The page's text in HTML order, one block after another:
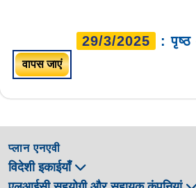
29/3/2025 : पृष्ठ
वापस जाएं
प्लान एनएवी
विदेशी इकाईयाँ